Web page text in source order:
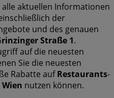
aktuellen Informationen
der
und des genauen
Straße 1.
auf die neuesten
Sie die neuesten
Rabatte aufRestaurants-
Wien nutzen können.